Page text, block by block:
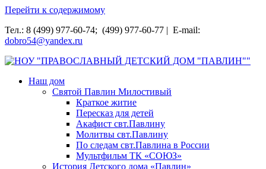
Перейти к содержимому
Тел.: 8 (499) 977-60-74; (499) 977-60-77 | E-mail:
dobro54@yandex.ru
НОУ "ПРАВОСЛАВНЫЙ ДЕТСКИЙ ДОМ "ПАВЛИН""
Наш дом
Святой Павлин Милостивый
Краткое житие
Пересказ для детей
Акафист свт.Павлину
Молитвы свт.Павлину
По следам свт.Павлина в России
Мультфильм ТК «СОЮЗ»
История Детского дома «Павлин»